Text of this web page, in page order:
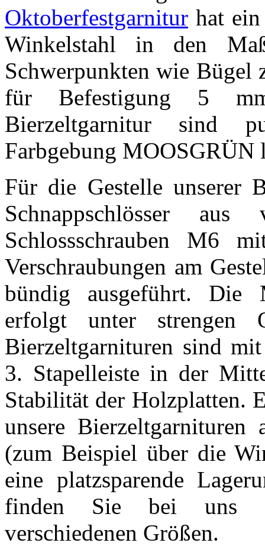
Oktoberfestgarnitur hat ein
Winkelstahl in den
Schwerpunkten wie Bügel
für Befestigung 5
Bierzeltgarnitur sind
Farbgebung
Für die Gestelle unserer
Schnappschlösser
Schlossschrauben M6
Verschraubungen am
bündig ausgeführt. Die
erfolgt unter strengen
Bierzeltgarnituren sind
3. Stapelleiste in der
Stabilität der Holzplatten.
unsere
(zum Beispiel über die
eine platzsparende
finden Sie bei uns
verschiedenen Größen.